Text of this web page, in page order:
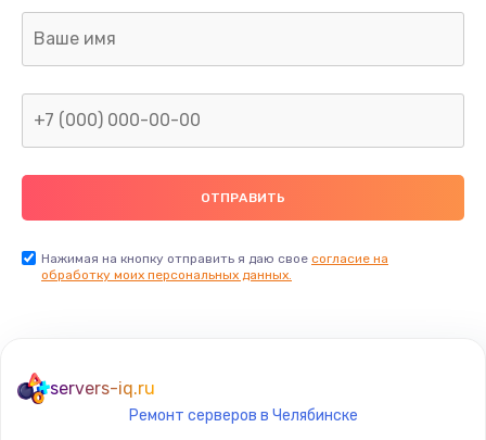
Заказать
Замена клавиатуры
990 руб.
Заказать
Замена видеокарты
Нажимая на кнопку отправить я даю свое согласие на
обработку моих персональных данных.
servers-iq.ru
Ремонт серверов в Челябинске